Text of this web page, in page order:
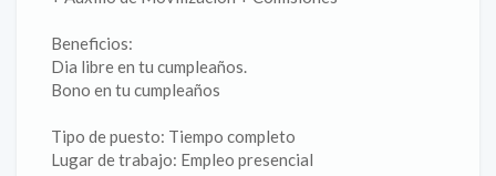
Beneficios:
Dia libre en tu cumpleaños.
Bono en tu cumpleaños
Tipo de puesto: Tiempo completo
Lugar de trabajo: Empleo presencial